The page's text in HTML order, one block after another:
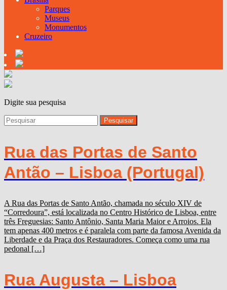
Parques
Museus
Monumentos
Cruzeiro
Digite sua pesquisa
Rua das Portas de Santo
Antão – Lisboa (Portugal)
A Rua das Portas de Santo Antão, chamada no século XIV de
“Corredoura”, está localizada no Centro Histórico de Lisboa, entre
três Freguesias: Santo Antônio, Santa Maria Maior e Arroios. Ela
tem apenas 400 metros e é paralela com parte da famosa Avenida da
Liberdade e da Praça dos Restauradores. Começa como uma rua
pedonal […]
Rua Augusta – Lisboa